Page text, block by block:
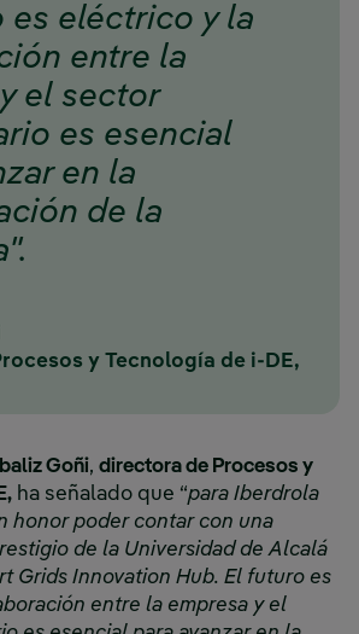
es eléctrico y la
entre la
el sector
es esencial
en la
de la
y Tecnología de i-DE,
Goñi, directora de Procesos y
ha señalado que “para Iberdrola
honor poder contar con una
de la Universidad de Alcalá
Grids Innovation Hub. El futuro es
entre la empresa y el